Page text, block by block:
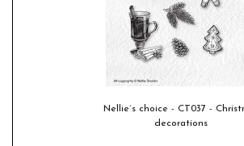
Nellie´s choice - CT037 -
decorations